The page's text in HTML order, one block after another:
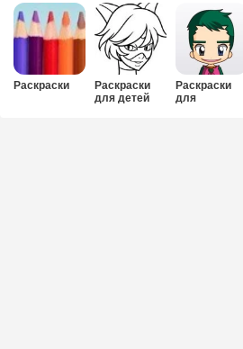
Раскраски
Раскраски
для детей
Раскраски
для